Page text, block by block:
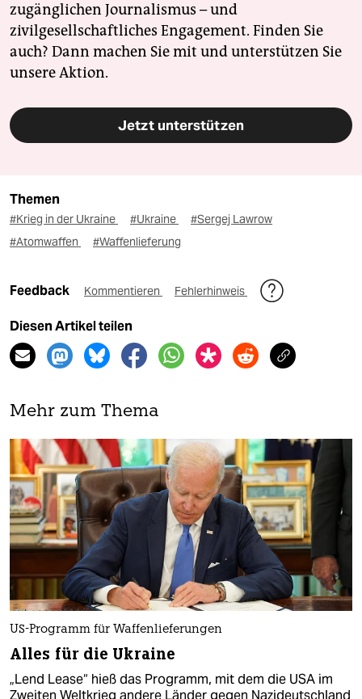
zugänglichen Journalismus – und
zivilgesellschaftliches Engagement. Finden Sie
auch? Dann machen Sie mit und unterstützen Sie
unsere Aktion.
Jetzt unterstützen
Themen
#Krieg in der Ukraine #Ukraine
#Sergej Lawrow
#Atomwaffen
#Waffenlieferung
Feedback Kommentieren Fehlerhinweis
Diesen Artikel teilen
Mehr zum Thema
US-Programm für Waffenlieferungen
Alles für die Ukraine
„Lend Lease“ hieß das Programm, mit dem die USA im
Zweiten Weltkrieg andere Länder gegen Nazideutschland